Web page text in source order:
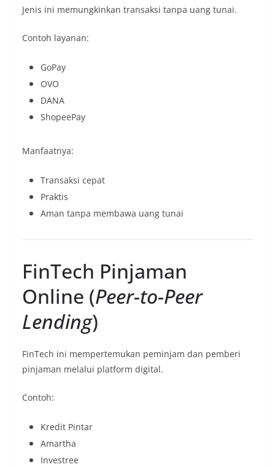
Jenis ini memungkinkan transaksi tanpa uang tunai.
Contoh layanan:
GoPay
OVO
DANA
ShopeePay
Manfaatnya:
Transaksi cepat
Praktis
Aman tanpa membawa uang tunai
FinTech Pinjaman
Online (Peer-to-Peer
Lending)
FinTech ini mempertemukan peminjam dan pemberi
pinjaman melalui platform digital.
Contoh:
Kredit Pintar
Amartha
Investree